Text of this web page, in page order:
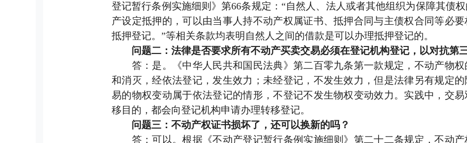
登记暂行条例实施细则》第66条规定：“自然人、法人或者其他组织为保障其债
产设定抵押的，可以由当事人持不动产权属证书、抵押合同与主债权合同等必
抵押登记。”等相关条款均表明自然人之间的借款是可以办理抵押登记的。
问题二：法律是否要求所有不动产买卖交易必须在登记机构登记，以对抗第
答：是。《中华人民共和国民法典》第二百零九条第一款规定，不动产物权
和消灭，经依法登记，发生效力；未经登记，不发生效力，但是法律另有规定
易的物权变动属于依法登记的情形，不登记不发生物权变动效力。实践中，交
移目的，都会向登记机构申请办理转移登记。
问题三：不动产权证书损坏了，还可以换新的吗？
答：可以。根据《不动产登记暂行条例实施细则》第二十二条规定，不动产